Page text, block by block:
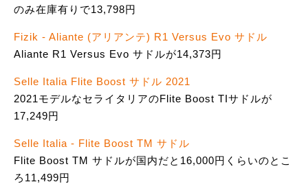
のみ在庫有りで13,798円
Fizik - Aliante (アリアンテ) R1 Versus Evo サドル
Aliante R1 Versus Evo サドルが14,373円
Selle Italia Flite Boost サドル 2021
2021モデルなセライタリアのFlite Boost TIサドルが
17,249円
Selle Italia - Flite Boost TM サドル
Flite Boost TM サドルが国内だと16,000円くらいのとこ
ろ11,499円